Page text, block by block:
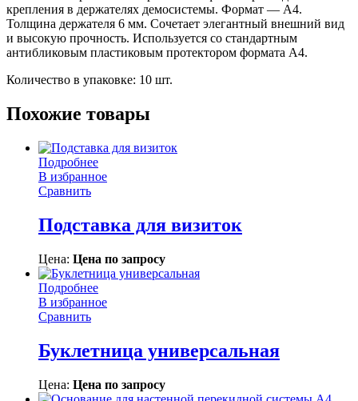
крепления в держателях демосистемы. Формат — А4.
Толщина держателя 6 мм. Сочетает элегантный внешний вид
и высокую прочность. Используется со стандартным
антибликовым пластиковым протектором формата А4.
Количество в упаковке: 10 шт.
Похожие товары
Подробнее
В избранное
Сравнить
Подставка для визиток
Цена: Цена по запросу
Подробнее
В избранное
Сравнить
Буклетница универсальная
Цена: Цена по запросу